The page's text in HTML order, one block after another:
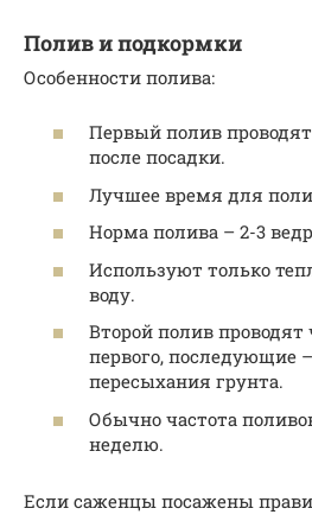
Полив и подкормки
Особенности полива:
Первый полив проводят
после посадки.
Лучшее время для
Норма полива – 2-3
Используют только
воду.
Второй полив проводят
первого, последующие
пересыхания грунта.
Обычно частота
неделю.
Если саженцы посажены